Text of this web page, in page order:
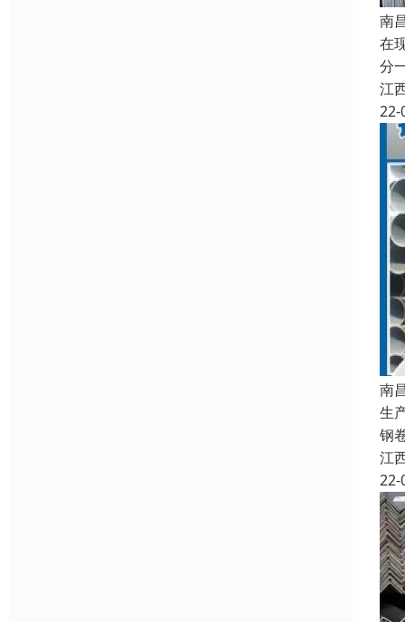
南
在
分
江
22-
南
生
钢
江
22-